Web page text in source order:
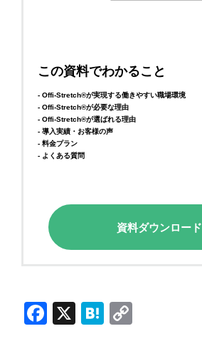
この資料でわかること
- Offi-Stretch®が実現する働きやすい職場環境
- Offi-Stretch®が必要な理由
- Offi-Stretch®が選ばれる理由
- 導入実績・お客様の声
- 料金プラン
- よくある質問
資料ダウンロード
Facebook
X Hatena